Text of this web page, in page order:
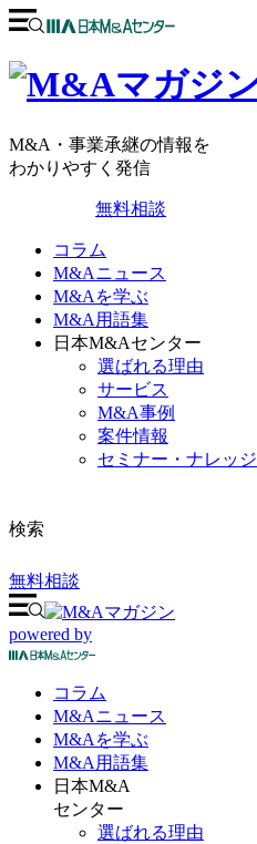
M&A・事業承継の情報を
わかりやすく発信
無料相談
コラム
M&Aニュース
M&Aを学ぶ
M&A用語集
日本M&Aセンター
選ばれる理由
サービス
M&A事例
案件情報
セミナー・ナレッジ
検索
無料相談
powered by
コラム
M&Aニュース
M&Aを学ぶ
M&A 用語集
日本M&A
センター
選ばれる理由